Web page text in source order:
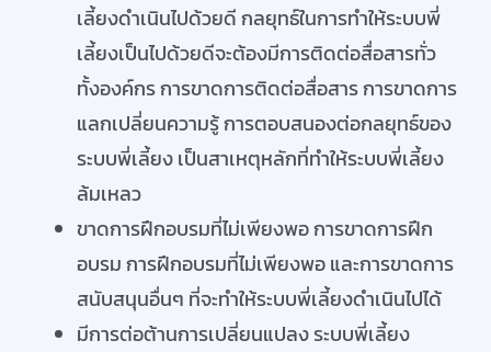
เลี้ยงดำเนินไปด้วยดี กลยุทธ์ในการทำให้ระบบพี่
เลี้ยงเป็นไปด้วยดีจะต้องมีการติดต่อสื่อสารทั่ว
ทั้งองค์กร การขาดการติดต่อสื่อสาร การขาดการ
แลกเปลี่ยนความรู้ การตอบสนองต่อกลยุทธ์ของ
ระบบพี่เลี้ยง เป็นสาเหตุหลักที่ทำให้ระบบพี่เลี้ยง
ล้มเหลว
ขาดการฝึกอบรมที่ไม่เพียงพอ การขาดการฝึก
อบรม การฝึกอบรมที่ไม่เพียงพอ และการขาดการ
สนับสนุนอื่นๆ ที่จะทำให้ระบบพี่เลี้ยงดำเนินไปได้
มีการต่อต้านการเปลี่ยนแปลง ระบบพี่เลี้ยง